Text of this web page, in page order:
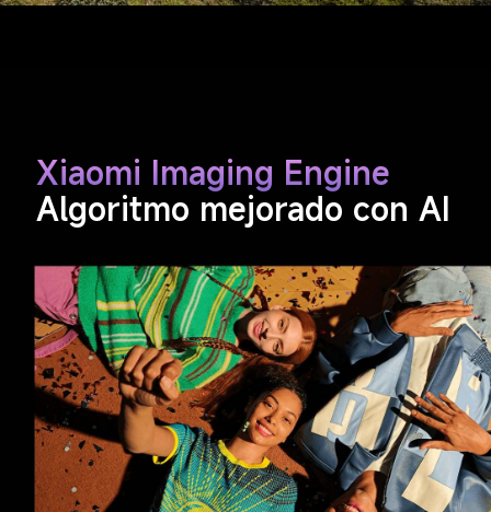
Xiaomi Imaging Engine
Algoritmo mejorado con AI